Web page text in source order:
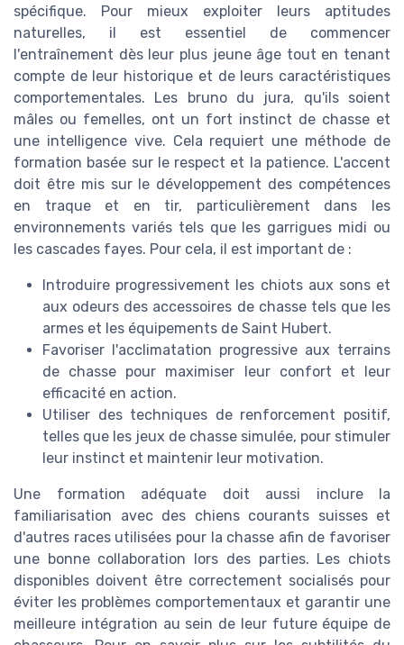
spécifique. Pour mieux exploiter leurs aptitudes
naturelles, il est essentiel de commencer
l'entraînement dès leur plus jeune âge tout en tenant
compte de leur historique et de leurs caractéristiques
comportementales. Les bruno du jura, qu'ils soient
mâles ou femelles, ont un fort instinct de chasse et
une intelligence vive. Cela requiert une méthode de
formation basée sur le respect et la patience. L'accent
doit être mis sur le développement des compétences
en traque et en tir, particulièrement dans les
environnements variés tels que les garrigues midi ou
les cascades fayes. Pour cela, il est important de :
Introduire progressivement les chiots aux sons et
aux odeurs des accessoires de chasse tels que les
armes et les équipements de Saint Hubert.
Favoriser l'acclimatation progressive aux terrains
de chasse pour maximiser leur confort et leur
efficacité en action.
Utiliser des techniques de renforcement positif,
telles que les jeux de chasse simulée, pour stimuler
leur instinct et maintenir leur motivation.
Une formation adéquate doit aussi inclure la
familiarisation avec des chiens courants suisses et
d'autres races utilisées pour la chasse afin de favoriser
une bonne collaboration lors des parties. Les chiots
disponibles doivent être correctement socialisés pour
éviter les problèmes comportementaux et garantir une
meilleure intégration au sein de leur future équipe de